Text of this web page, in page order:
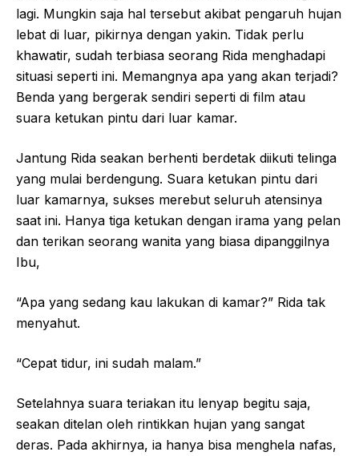
lagi. Mungkin saja hal tersebut akibat pengaruh hujan
lebat di luar, pikirnya dengan yakin. Tidak perlu
khawatir, sudah terbiasa seorang Rida menghadapi
situasi seperti ini. Memangnya apa yang akan terjadi?
Benda yang bergerak sendiri seperti di film atau
suara ketukan pintu dari luar kamar.
Jantung Rida seakan berhenti berdetak diikuti telinga
yang mulai berdengung. Suara ketukan pintu dari
luar kamarnya, sukses merebut seluruh atensinya
saat ini. Hanya tiga ketukan dengan irama yang pelan
dan terikan seorang wanita yang biasa dipanggilnya
Ibu,
“Apa yang sedang kau lakukan di kamar?” Rida tak
menyahut.
“Cepat tidur, ini sudah malam.”
Setelahnya suara teriakan itu lenyap begitu saja,
seakan ditelan oleh rintikkan hujan yang sangat
deras. Pada akhirnya, ia hanya bisa menghela nafas,